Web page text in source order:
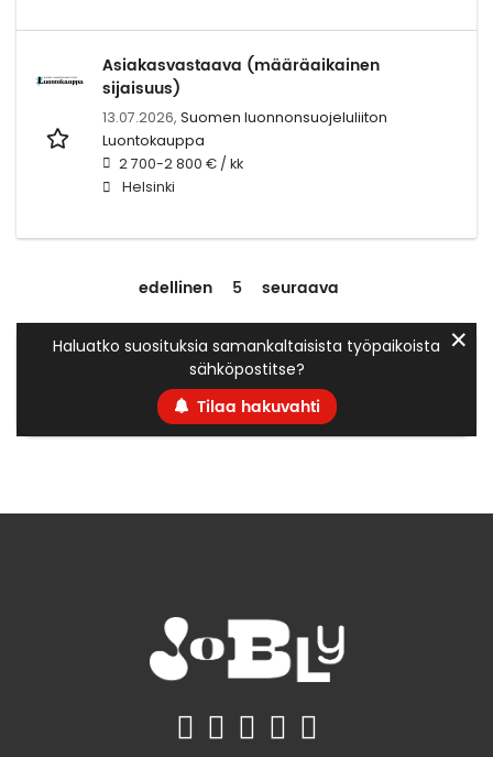
Asiakasvastaava (määräaikainen
sijaisuus)
13.07.2026, Suomen luonnonsuojeluliiton
Luontokauppa
2 700-2 800 € / kk
Helsinki
edellinen 5 seuraava
Haluatko suosituksia samankaltaisista työpaikoista
sähköpostitse?
Tilaa hakuvahti
✕